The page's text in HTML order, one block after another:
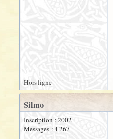
Hors ligne
Silmo
Inscription : 2002
Messages : 4 267